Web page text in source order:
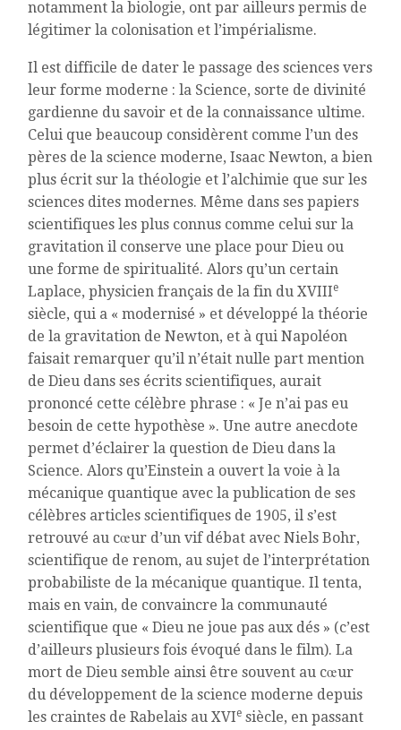
notamment la biologie, ont par ailleurs permis de
légitimer la colonisation et l’impérialisme.
Il est difficile de dater le passage des sciences vers
leur forme moderne : la Science, sorte de divinité
gardienne du savoir et de la connaissance ultime.
Celui que beaucoup considèrent comme l’un des
pères de la science moderne, Isaac Newton, a bien
plus écrit sur la théologie et l’alchimie que sur les
sciences dites modernes. Même dans ses papiers
scientifiques les plus connus comme celui sur la
gravitation il conserve une place pour Dieu ou
une forme de spiritualité. Alors qu’un certain
Laplace, physicien français de la fin du XVIIIe
siècle, qui a « modernisé » et développé la théorie
de la gravitation de Newton, et à qui Napoléon
faisait remarquer qu’il n’était nulle part mention
de Dieu dans ses écrits scientifiques, aurait
prononcé cette célèbre phrase : « Je n’ai pas eu
besoin de cette hypothèse ». Une autre anecdote
permet d’éclairer la question de Dieu dans la
Science. Alors qu’Einstein a ouvert la voie à la
mécanique quantique avec la publication de ses
célèbres articles scientifiques de 1905, il s’est
retrouvé au cœur d’un vif débat avec Niels Bohr,
scientifique de renom, au sujet de l’interprétation
probabiliste de la mécanique quantique. Il tenta,
mais en vain, de convaincre la communauté
scientifique que « Dieu ne joue pas aux dés » (c’est
d’ailleurs plusieurs fois évoqué dans le film). La
mort de Dieu semble ainsi être souvent au cœur
du développement de la science moderne depuis
les craintes de Rabelais au XVIe siècle, en passant